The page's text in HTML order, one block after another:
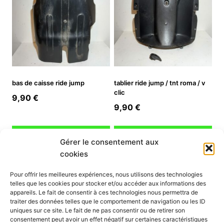
Gérer le consentement aux
cookies
Pour offrir les meilleures expériences, nous utilisons des technologies
telles que les cookies pour stocker et/ou accéder aux informations des
appareils. Le fait de consentir à ces technologies nous permettra de
traiter des données telles que le comportement de navigation ou les ID
uniques sur ce site. Le fait de ne pas consentir ou de retirer son
consentement peut avoir un effet négatif sur certaines caractéristiques
bas de caisse ride jump
9,90 €
tablier ride jump / tnt roma / v
clic
9,90 €
INFORMATION
Mon compte
Nous contacter
Mode paiement